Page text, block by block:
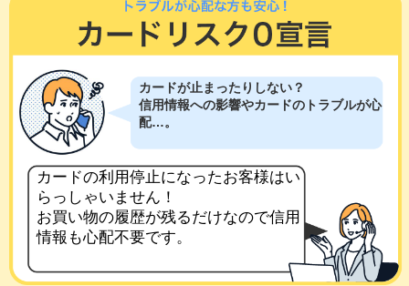
カードが止まったりしない？
信用情報への影響やカードのトラブルが心
配…。
カードの利用停止になったお客様はい
らっしゃいません！
お買い物の履歴が残るだけなので信用
情報も心配不要です。